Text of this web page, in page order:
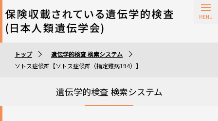
保険収載されている遺伝学的検査
遺伝学的検査実施施設
トップ
遺伝学的検査 検索システム
ソトス症候群【ソトス症候群（指定難病194）】
遺伝学的検査 検索システム